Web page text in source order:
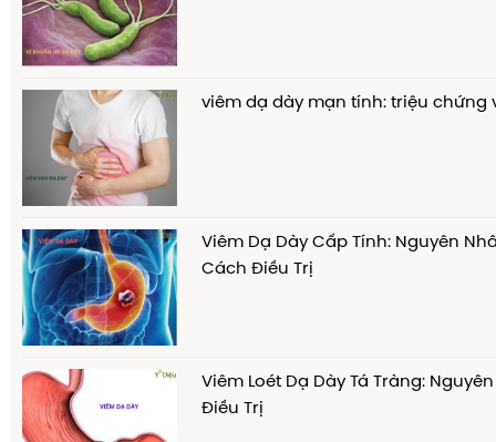
viêm dạ dày mạn tính: triệu chứng
Viêm Dạ Dày Cấp Tính: Nguyên
Cách Điều Trị
Viêm Loét Dạ Dày Tá Tràng:
Điều Trị